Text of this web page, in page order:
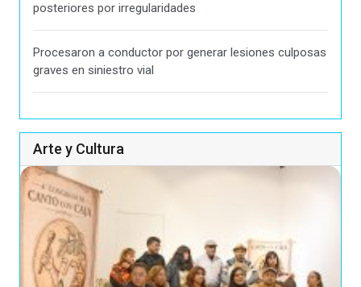
posteriores por irregularidades
Procesaron a conductor por generar lesiones culposas
graves en siniestro vial
Arte y Cultura